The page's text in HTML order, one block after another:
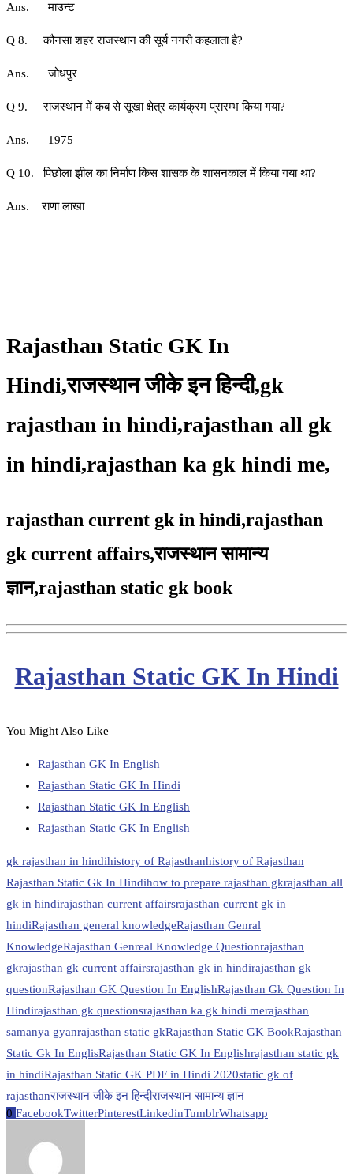
Ans. माउन्ट
Q 8. कौनसा शहर राजस्थान की सूर्य नगरी कहलाता है?
Ans. जोधपुर
Q 9. राजस्थान में कब से सूखा क्षेत्र कार्यक्रम प्रारम्भ किया गया?
Ans. 1975
Q 10. पिछोला झील का निर्माण किस शासक के शासनकाल में किया गया था?
Ans. राणा लाखा
Rajasthan Static GK In
Hindi,राजस्थान जीके इन हिन्दी,gk
rajasthan in hindi,rajasthan all gk
in hindi,rajasthan ka gk hindi me,
rajasthan current gk in hindi,rajasthan
gk current affairs,राजस्थान सामान्य
ज्ञान,rajasthan static gk book
Rajasthan Static GK In Hindi
You Might Also Like
Rajasthan GK In English
Rajasthan Static GK In Hindi
Rajasthan Static GK In English
Rajasthan Static GK In English
gk rajasthan in hindihistory of Rajasthanhistory of Rajasthan
Rajasthan Static Gk In Hindihow to prepare rajasthan gkrajasthan all
gk in hindirajasthan current affairsrajasthan current gk in
hindiRajasthan general knowledgeRajasthan Genral
KnowledgeRajasthan Genreal Knowledge Questionrajasthan
gkrajasthan gk current affairsrajasthan gk in hindirajasthan gk
questionRajasthan GK Question In EnglishRajasthan Gk Question In
Hindirajasthan gk questionsrajasthan ka gk hindi merajasthan
samanya gyanrajasthan static gkRajasthan Static GK BookRajasthan
Static Gk In EnglisRajasthan Static GK In Englishrajasthan static gk
in hindiRajasthan Static GK PDF in Hindi 2020static gk of
rajasthanराजस्थान जीके इन हिन्दीराजस्थान सामान्य ज्ञान
0 FacebookTwitterPinterestLinkedinTumblrWhatsapp